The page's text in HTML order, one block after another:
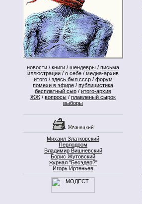
новости / книги / шендевры / письма
иллюстрации / о себе / медиа-архив
итого/ здесь был ссср/ форум
помехи в эфире / публицистика
бесплатный сыр / итого-архив
ЖЖ / вопросы / плавленый сырок
выборы
Михаил Златковский
Перлодром
Владимир Вишневский
Борис Жутовский
журнал "Бесэдер?"
Игорь Иртеньев